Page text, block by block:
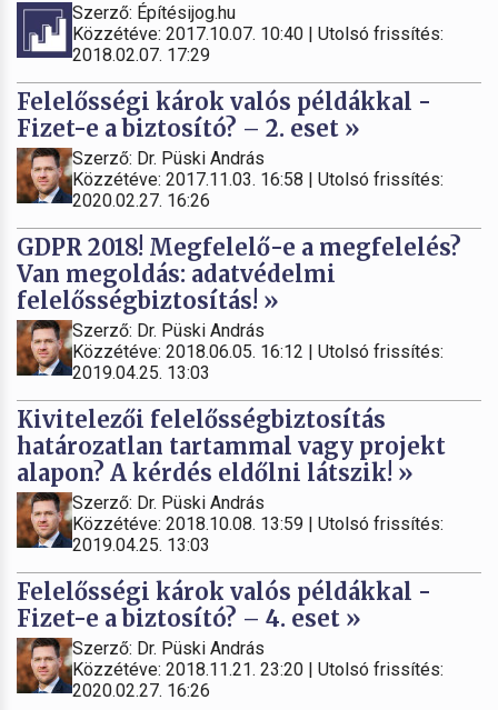
Szerző: Építésijog.hu
Közzétéve: 2017.10.07. 10:40 | Utolsó frissítés:
2018.02.07. 17:29
Felelősségi károk valós példákkal -
Fizet-e a biztosító? – 2. eset »
Szerző: Dr. Püski András
Közzétéve: 2017.11.03. 16:58 | Utolsó frissítés:
2020.02.27. 16:26
GDPR 2018! Megfelelő-e a megfelelés?
Van megoldás: adatvédelmi
felelősségbiztosítás! »
Szerző: Dr. Püski András
Közzétéve: 2018.06.05. 16:12 | Utolsó frissítés:
2019.04.25. 13:03
Kivitelezői felelősségbiztosítás
határozatlan tartammal vagy projekt
alapon? A kérdés eldőlni látszik! »
Szerző: Dr. Püski András
Közzétéve: 2018.10.08. 13:59 | Utolsó frissítés:
2019.04.25. 13:03
Felelősségi károk valós példákkal -
Fizet-e a biztosító? – 4. eset »
Szerző: Dr. Püski András
Közzétéve: 2018.11.21. 23:20 | Utolsó frissítés:
2020.02.27. 16:26